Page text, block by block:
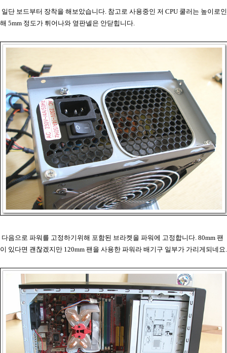
일단 보드부터 장착을 해보았습니다. 참고로 사용중인 저 CPU 쿨러는 높이로인
해 5mm 정도가 튀어나와 옆판넬은 안닫힙니다.
다음으로 파워를 고정하기위해 포함된 브라켓을 파워에 고정합니다. 80mm 팬
이 있다면 괜찮겠지만 120mm 팬을 사용한 파워라 배기구 일부가 가리게되네요.